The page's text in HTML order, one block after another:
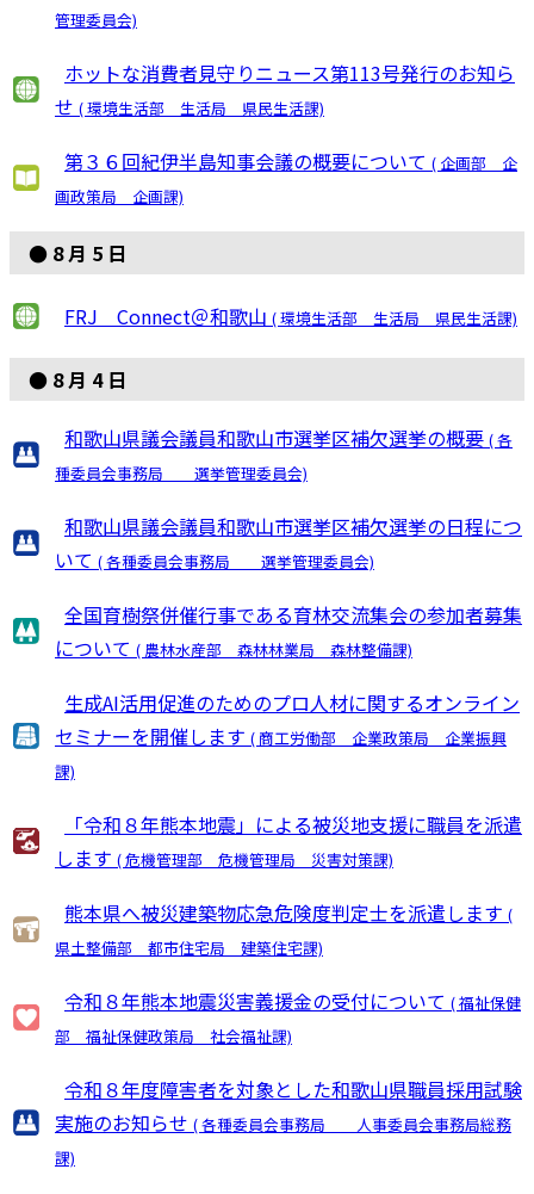
管理委員会)
ホットな消費者見守りニュース第113号発行のお知ら
せ ( 環境生活部 生活局 県民生活課)
第３６回紀伊半島知事会議の概要について ( 企画部 企
画政策局 企画課)
● 8 月 5 日
FRJ Connect＠和歌山 ( 環境生活部 生活局 県民生活課)
● 8 月 4 日
和歌山県議会議員和歌山市選挙区補欠選挙の概要 ( 各
種委員会事務局 選挙管理委員会)
和歌山県議会議員和歌山市選挙区補欠選挙の日程につ
いて ( 各種委員会事務局 選挙管理委員会)
全国育樹祭併催行事である育林交流集会の参加者募集
について ( 農林水産部 森林林業局 森林整備課)
生成AI活用促進のためのプロ人材に関するオンライン
セミナーを開催します ( 商工労働部 企業政策局 企業振興
課)
「令和８年熊本地震」による被災地支援に職員を派遣
します ( 危機管理部 危機管理局 災害対策課)
熊本県へ被災建築物応急危険度判定士を派遣します (
県土整備部 都市住宅局 建築住宅課)
令和８年熊本地震災害義援金の受付について ( 福祉保健
部 福祉保健政策局 社会福祉課)
令和８年度障害者を対象とした和歌山県職員採用試験
実施のお知らせ ( 各種委員会事務局 人事委員会事務局総務
課)